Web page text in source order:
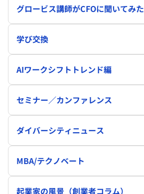
グロービス講師がCFOに聞いてみた
学び交換
AIワークシフトトレンド編
セミナー／カンファレンス
ダイバーシティニュース
MBA/テクノベート
起業家の風景（創業者コラム）